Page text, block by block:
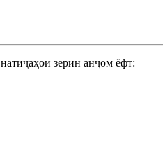
зерин анҷом ёфт: